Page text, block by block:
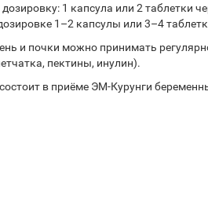
1 капсула или 2 таблетки
1–2 капсулы или 3–4
и почки можно принимать
пектины, инулин).
в приёме ЭМ-Курунги